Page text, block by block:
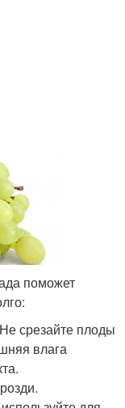
поможет
срезайте плоды
влага